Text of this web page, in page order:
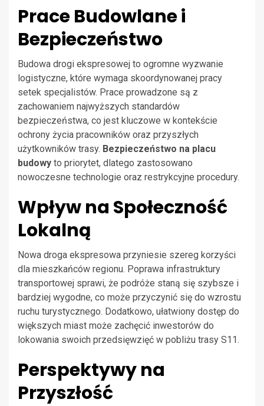
Prace Budowlane i
Bezpieczeństwo
Budowa drogi ekspresowej to ogromne wyzwanie
logistyczne, które wymaga skoordynowanej pracy
setek specjalistów. Prace prowadzone są z
zachowaniem najwyższych standardów
bezpieczeństwa, co jest kluczowe w kontekście
ochrony życia pracowników oraz przyszłych
użytkowników trasy. Bezpieczeństwo na placu
budowy to priorytet, dlatego zastosowano
nowoczesne technologie oraz restrykcyjne procedury.
Wpływ na Społeczność
Lokalną
Nowa droga ekspresowa przyniesie szereg korzyści
dla mieszkańców regionu. Poprawa infrastruktury
transportowej sprawi, że podróże staną się szybsze i
bardziej wygodne, co może przyczynić się do wzrostu
ruchu turystycznego. Dodatkowo, ułatwiony dostęp do
większych miast może zachęcić inwestorów do
lokowania swoich przedsięwzięć w pobliżu trasy S11.
Perspektywy na
Przyszłość